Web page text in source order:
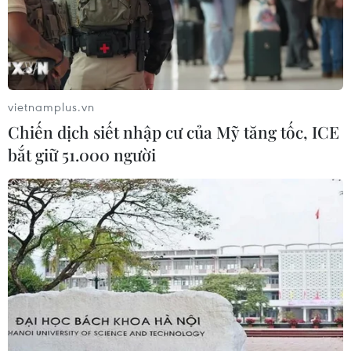
26/06/2026 10:16
Anh tài Đinh Mạnh Ninh: Trong âm
nhạc và ngoài đời, tôi có 2 nhân cách
khác nhau
25/06/2026 02:06
Me Home, Country Roads” tạo cơn
sốt mới
23/06/2026 01:37
'Anh trai vượt ngàn chông gai': Từ
ngọn lửa đã thắp, một hành trình
mới bắt đầu
vietnamplus.vn
Chiến dịch siết nhập cư của Mỹ tăng tốc, ICE
bắt giữ 51.000 người